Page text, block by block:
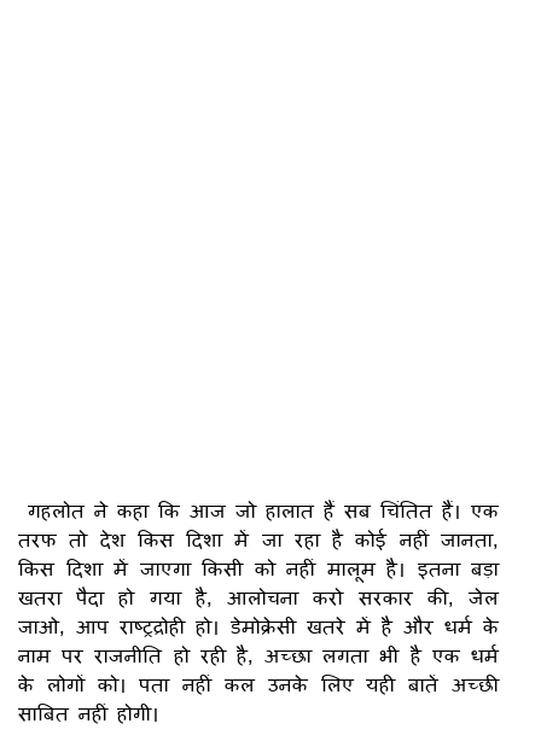
गहलोत ने कहा कि आज जो हालात हैं सब चिंतित हैं। एक
तरफ तो देश किस दिशा में जा रहा है कोई नहीं जानता,
किस दिशा में जाएगा किसी को नहीं मालूम है। इतना बड़ा
खतरा पैदा हो गया है, आलोचना करो सरकार की, जेल
जाओ, आप राष्ट्रद्रोही हो। डेमोक्रेसी खतरे में है और धर्म के
नाम पर राजनीति हो रही है, अच्छा लगता भी है एक धर्म
के लोगों को। पता नहीं कल उनके लिए यही बातें अच्छी
साबित नहीं होगी।